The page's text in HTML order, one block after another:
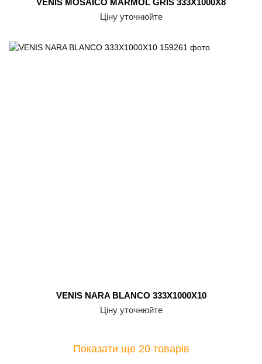
VENIS MOSAICO MARMOL GRIS 333X1000X8
Ціну уточнюйте
VENIS NARA BLANCO 333X1000X10
Ціну уточнюйте
Показати ще 20 товарів